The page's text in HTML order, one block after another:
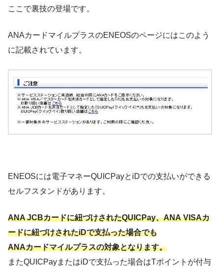
ここで裏技の登場です。
ANAカードマイルプラスのENEOSのページにはこのよう
に記載されています。
ENEOSには電子マネーQUICPayとiDでの支払いができる
セルフスタンドがあります。
ANA JCBカードに紐づけされたQUICPay、ANA VISAカ
ードに紐づけされたiDで支払った場合でも
ANAカードマイルプラスの対象となります。
またQUICPayまたはiDで支払った場合はTポイントが付与